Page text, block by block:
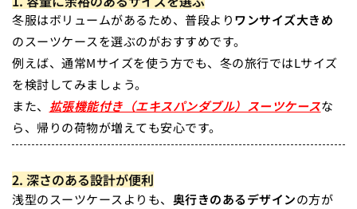
冬服はボリュームがあるため、普段よりワンサイズ大きめ
のスーツケースを選ぶのがおすすめです。
例えば、通常Mサイズを使う方でも、冬の旅行ではLサイズ
を検討してみましょう。
また、 拡張機能付き（エキスパンダブル）スーツケースな
ら、帰りの荷物が増えても安心です。
2. 深さのある設計が便利
浅型のスーツケースよりも、 奥行きのあるデザインの方が